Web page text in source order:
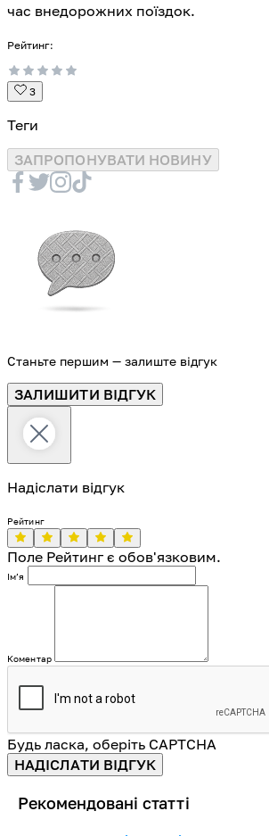
час внедорожних поїздок.
Рейтинг:
3
Теги
ЗАПРОПОНУВАТИ НОВИНУ
Станьте першим — залиште відгук
ЗAЛИШИТИ ВІДГУК
Надіслати відгук
Рейтинг
Поле Рейтинг є обов'язковим.
Імʼя
Коментар
Будь ласка, оберіть CAPTCHA
НАДІСЛАТИ ВІДГУК
Рекомендовані статті